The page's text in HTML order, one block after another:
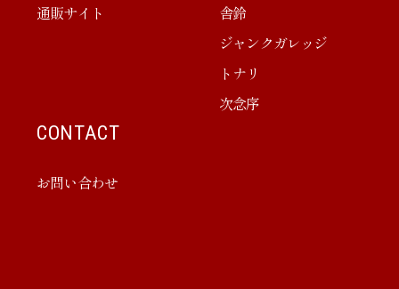
通販サイト
舎鈴
ジャンクガレッジ
トナリ
次念序
CONTACT
お問い合わせ